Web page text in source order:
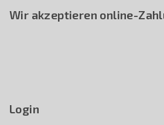
Wir akzeptieren online-
Login